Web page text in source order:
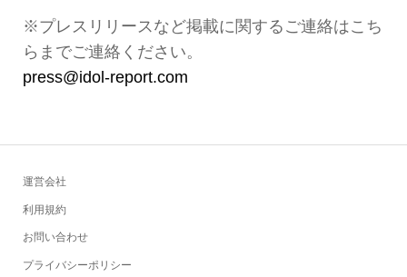
※プレスリリースなど掲載に関するご連絡はこち
らまでご連絡ください。
press@idol-report.com
運営会社
利用規約
お問い合わせ
プライバシーポリシー